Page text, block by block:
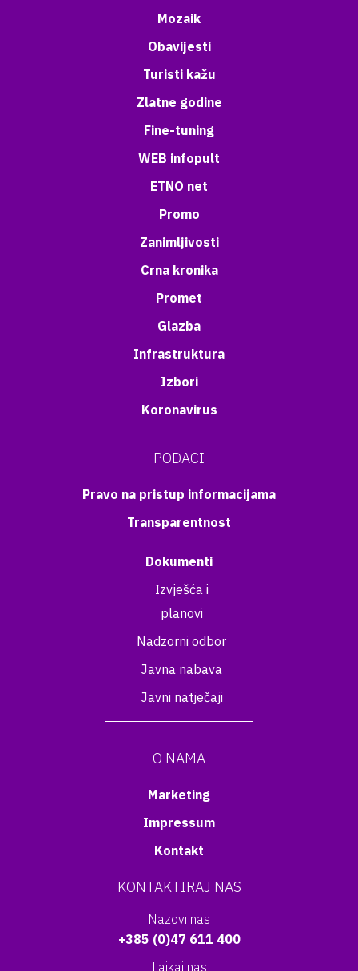
Mozaik
Obavijesti
Turisti kažu
Zlatne godine
Fine-tuning
WEB infopult
ETNO net
Promo
Zanimljivosti
Crna kronika
Promet
Glazba
Infrastruktura
Izbori
Koronavirus
PODACI
Pravo na pristup informacijama
Transparentnost
Dokumenti
Izvješća i
planovi
Nadzorni odbor
Javna nabava
Javni natječaji
O NAMA
Marketing
Impressum
Kontakt
KONTAKTIRAJ NAS
Nazovi nas
+385 (0)47 611 400
Lajkaj nas